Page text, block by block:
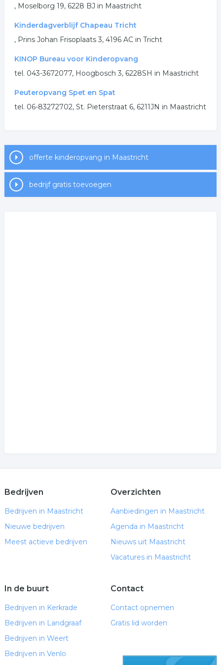
, Moselborg 19, 6228 BJ in Maastricht
Kinderdagverblijf Chapeau Tricht
, Prins Johan Frisoplaats 3, 4196 AC in Tricht
KINOP Bureau voor Kinderopvang
tel. 043-3672077, Hoogbosch 3, 6228SH in Maastricht
Peuteropvang Spet en Spat
tel. 06-83272702, St. Pieterstraat 6, 6211JN in Maastricht
offerte kinderopvang in Maastricht
bedrijf gratis toevoegen
Bedrijven
Bedrijven in Maastricht
Nieuwe bedrijven
Meest actieve bedrijven
Overzichten
Aanbiedingen in Maastricht
Agenda in Maastricht
Nieuws uit Maastricht
Vacatures in Maastricht
In de buurt
Bedrijven in Kerkrade
Bedrijven in Landgraaf
Bedrijven in Weert
Bedrijven in Venlo
Contact
Contact opnemen
Gratis lid worden